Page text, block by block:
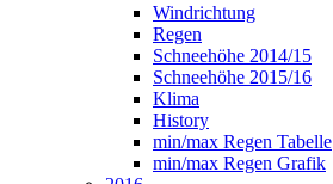
Windrichtung
Regen
Schneehöhe 2014/15
Schneehöhe 2015/16
Klima
History
min/max Regen Tabelle
min/max Regen Grafik